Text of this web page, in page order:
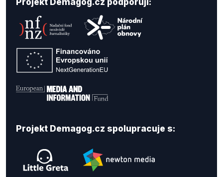
Projekt Demagog.cz spolupracuje s: